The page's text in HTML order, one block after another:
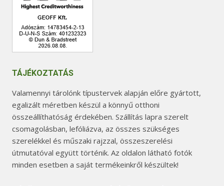
TÁJÉKOZTATÁS
Valamennyi tárolónk típustervek alapján előre gyártott,
egalizált méretben készül a könnyű otthoni
összeállíthatóság érdekében. Szállítás lapra szerelt
csomagolásban, lefóliázva, az összes szükséges
szerelékkel és műszaki rajzzal, összeszerelési
útmutatóval együtt történik. Az oldalon látható fotók
minden esetben a saját termékeinkről készültek!